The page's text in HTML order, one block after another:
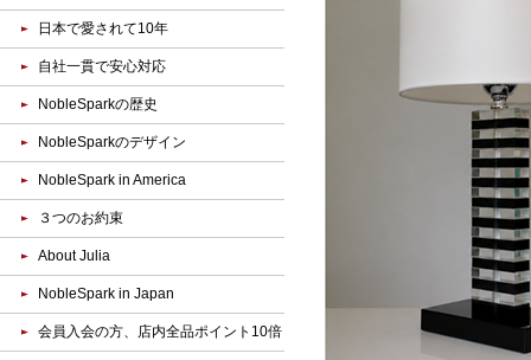
日本で愛されて10年
自社一貫で安心対応
NobleSparkの歴史
NobleSparkのデザイン
NobleSpark in America
３つのお約束
About Julia
NobleSpark in Japan
会員入会の方、店内全品ポイント10倍